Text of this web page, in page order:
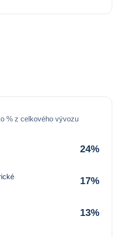
% z celkového vývozu
24%
17%
13%